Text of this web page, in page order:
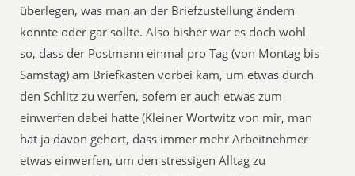
überlegen, was man an der Briefzustellung ändern
könnte oder gar sollte. Also bisher war es doch wohl
so, dass der Postmann einmal pro Tag (von Montag bis
Samstag) am Briefkasten vorbei kam, um etwas durch
den Schlitz zu werfen, sofern er auch etwas zum
einwerfen dabei hatte (Kleiner Wortwitz von mir, man
hat ja davon gehört, dass immer mehr Arbeitnehmer
etwas einwerfen, um den stressigen Alltag zu